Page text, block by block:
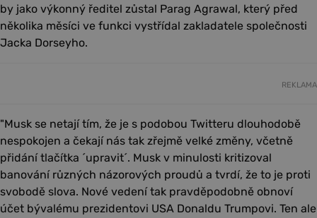
by jako výkonný ředitel zůstal Parag Agrawal, který před
několika měsíci ve funkci vystřídal zakladatele společnosti
Jacka Dorseyho.
REKLAMA
"Musk se netají tím, že je s podobou Twitteru dlouhodobě
nespokojen a čekají nás tak zřejmě velké změny, včetně
přidání tlačítka ´upravit´. Musk v minulosti kritizoval
banování různých názorových proudů a tvrdí, že to je proti
svobodě slova. Nové vedení tak pravděpodobně obnoví
účet bývalému prezidentovi USA Donaldu Trumpovi. Ten ale